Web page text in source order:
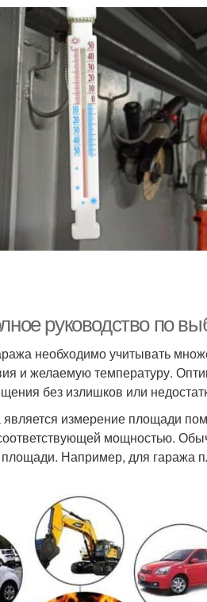
руководство по
необходимо учитывать
и желаемую температуру.
без излишков или
измерение площади
мощностью.
Например, для гаража